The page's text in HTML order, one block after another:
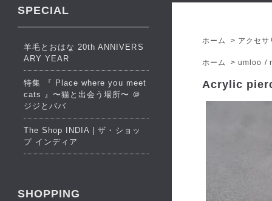
ホーム > アクセサ
ホーム >umloo /
Acrylic
SPECIAL
羊毛とおはな 20th ANNIVERS
ARY YEAR
特集 『 Place where you meet
cats 』〜猫と出会う場所〜 ＠
ジジとババ
The Shop INDIA | ザ・ショッ
プ インディア
SHOPPING